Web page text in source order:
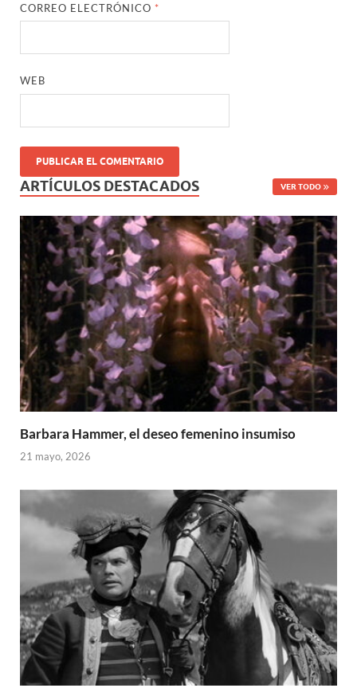
CORREO ELECTRÓNICO *
WEB
ARTÍCULOS DESTACADOS VER TODO
Barbara Hammer, el deseo femenino insumiso
21 mayo, 2026